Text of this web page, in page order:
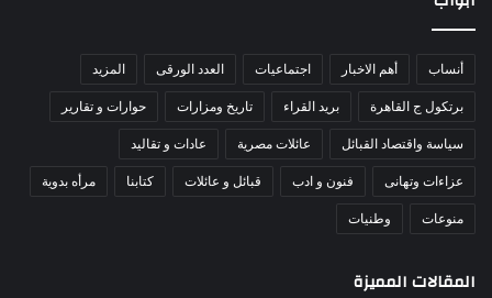
أنساب أهم الاخبار اجتماعيات العدد الورقى المزيد
برتكول ج القاهرة بريد القراء تاريخ ومزارات حوارات و تقارير
سياسة واقتصاد القبائل عائلات مصرية عادات و تقاليد
عزاءات وتهانى فنون و ادب قبائل و عائلات كتابنا مرأه بدوية
منوعات وطنيات
المقالات المميزة